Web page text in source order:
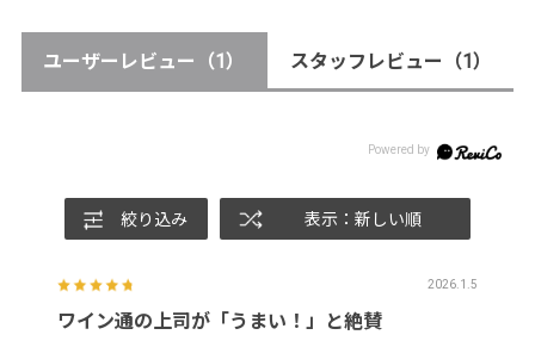
ユーザーレビュー （1） スタッフレビュー （1）
絞り込み 表示：新しい順
2026.1.5
ワイン通の上司が「うまい！」と絶賛